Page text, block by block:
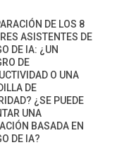
DE LOS 8
ASISTENTES DE
DE IA: ¿UN
DE
O UNA
DE
¿SE PUEDE
UNA
BASADA EN
DE IA?